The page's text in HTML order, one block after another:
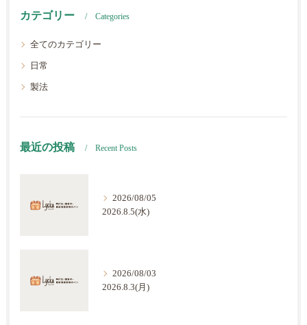
カテゴリー Categories
全てのカテゴリー
日常
製法
最近の投稿 Recent Posts
2026/08/05
2026.8.5(水)
2026/08/03
2026.8.3(月)